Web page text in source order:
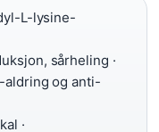
L-lysine-
sårheling ·
aldring og anti-
·